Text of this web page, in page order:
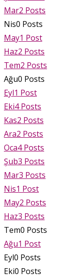
Mar2 Posts
Nis0 Posts
May1 Post
Haz2 Posts
Tem2 Posts
Ağu0 Posts
Eyl1 Post
Eki4 Posts
Kas2 Posts
Ara2 Posts
Oca4 Posts
Şub3 Posts
Mar3 Posts
Nis1 Post
May2 Posts
Haz3 Posts
Tem0 Posts
Ağu1 Post
Eyl0 Posts
Eki0 Posts